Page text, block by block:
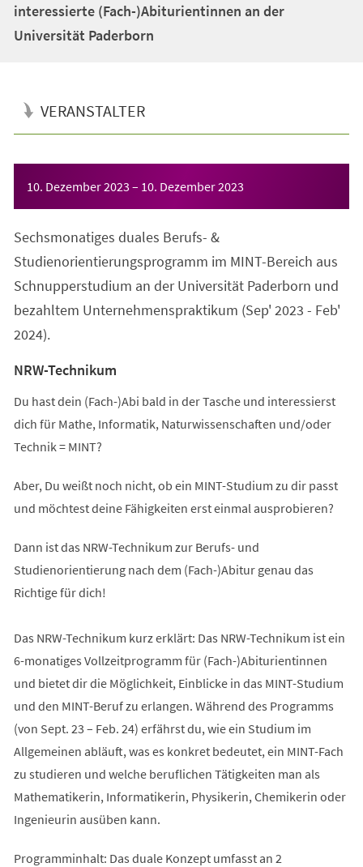
interessierte (Fach-)Abiturientinnen an der
Universität Paderborn
VERANSTALTER
10. Dezember 2023 – 10. Dezember 2023
Sechsmonatiges duales Berufs- &
Studienorientierungsprogramm im MINT-Bereich aus
Schnupperstudium an der Universität Paderborn und
bezahltem Unternehmenspraktikum (Sep' 2023 - Feb'
2024).
NRW-Technikum
Du hast dein (Fach-)Abi bald in der Tasche und interessierst
dich für Mathe, Informatik, Naturwissenschaften und/oder
Technik = MINT?
Aber, Du weißt noch nicht, ob ein MINT-Studium zu dir passt
und möchtest deine Fähigkeiten erst einmal ausprobieren?
Dann ist das NRW-Technikum zur Berufs- und
Studienorientierung nach dem (Fach-)Abitur genau das
Richtige für dich!
Das NRW-Technikum kurz erklärt: Das NRW-Technikum ist ein
6-monatiges Vollzeitprogramm für (Fach-)Abiturientinnen
und bietet dir die Möglichkeit, Einblicke in das MINT-Studium
und den MINT-Beruf zu erlangen. Während des Programms
(von Sept. 23 – Feb. 24) erfährst du, wie ein Studium im
Allgemeinen abläuft, was es konkret bedeutet, ein MINT-Fach
zu studieren und welche beruflichen Tätigkeiten man als
Mathematikerin, Informatikerin, Physikerin, Chemikerin oder
Ingenieurin ausüben kann.
Programminhalt: Das duale Konzept umfasst an 2